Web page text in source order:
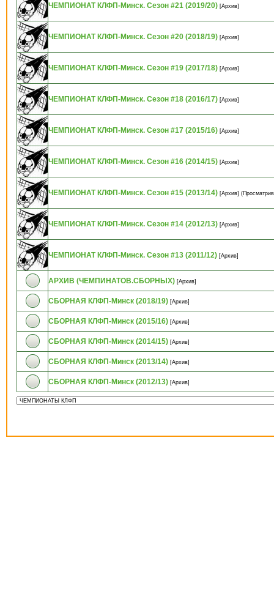
ЧЕМПИОНАТ КЛФП-Минск. Сезон #21 (2019/20) [Архив]
ЧЕМПИОНАТ КЛФП-Минск. Сезон #20 (2018/19) [Архив]
ЧЕМПИОНАТ КЛФП-Минск. Сезон #19 (2017/18) [Архив]
ЧЕМПИОНАТ КЛФП-Минск. Сезон #18 (2016/17) [Архив]
ЧЕМПИОНАТ КЛФП-Минск. Сезон #17 (2015/16) [Архив]
ЧЕМПИОНАТ КЛФП-Минск. Сезон #16 (2014/15) [Архив]
ЧЕМПИОНАТ КЛФП-Минск. Сезон #15 (2013/14) [Архив]
ЧЕМПИОНАТ КЛФП-Минск. Сезон #14 (2012/13) [Архив]
ЧЕМПИОНАТ КЛФП-Минск. Сезон #13 (2011/12) [Архив]
АРХИВ (ЧЕМПИНАТОВ.СБОРНЫХ) [Архив]
СБОРНАЯ КЛФП-Минск (2018/19) [Архив]
СБОРНАЯ КЛФП-Минск (2015/16) [Архив]
СБОРНАЯ КЛФП-Минск (2014/15) [Архив]
СБОРНАЯ КЛФП-Минск (2013/14) [Архив]
СБОРНАЯ КЛФП-Минск (2012/13) [Архив]